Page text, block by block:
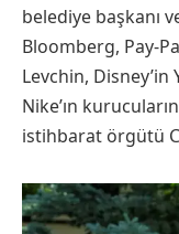
belediye başkanı
Bloomberg, Pay-
Levchin, Disney’in
Nike’ın
istihbarat örgütü